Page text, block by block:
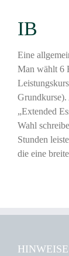
IB
Eine
Man wählt 6
Grundkurse).
„Extended
Wahl
Stunden
die eine
HINWEISE